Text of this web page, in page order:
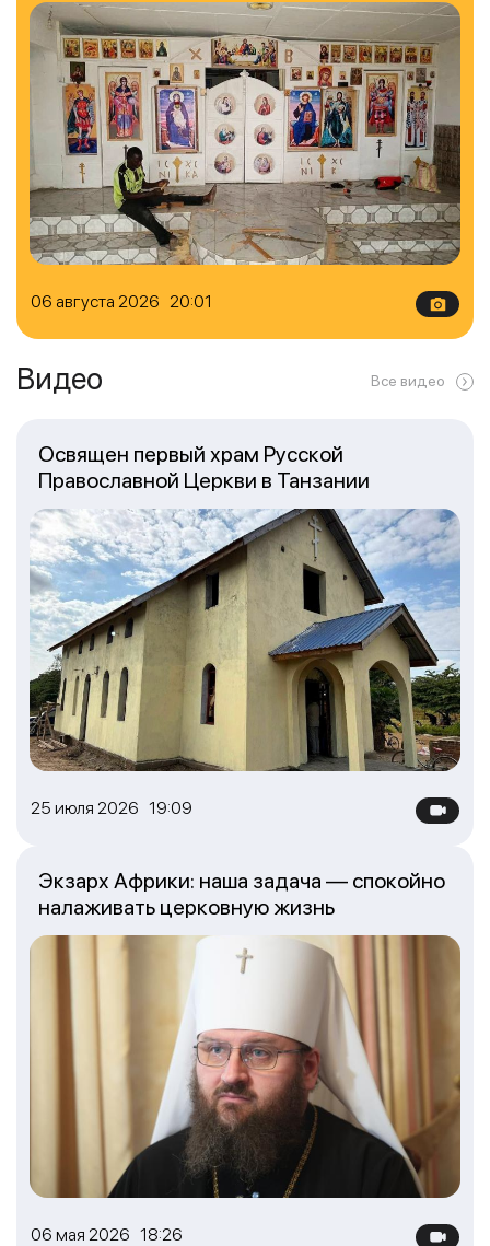
06 августа 2026 20:01
Видео Все видео
25 июля 2026 19:09
Освящен первый храм Русской
Православной Церкви в Танзании
06 мая 2026 18:26
Экзарх Африки: наша задача — спокойно
налаживать церковную жизнь